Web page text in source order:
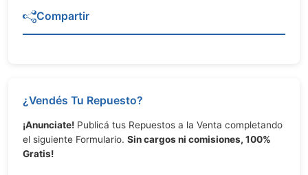
Compartir
¿Vendés Tu Repuesto?
¡Anunciate! Publicá tus Repuestos a la Venta completando
el siguiente Formulario. Sin cargos ni comisiones, 100%
Gratis!